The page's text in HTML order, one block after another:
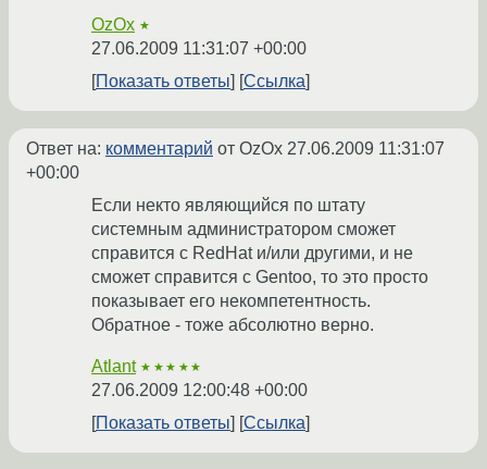
OzOx ★
27.06.2009 11:31:07 +00:00
Показать ответы
Ссылка
Ответ на: комментарий от OzOx 27.06.2009 11:31:07
+00:00
Если некто являющийся по штату
системным администратором сможет
справится с RedHat и/или другими, и не
сможет справится с Gentoo, то это просто
показывает его некомпетентность.
Обратное - тоже абсолютно верно.
Atlant ★★★★★
27.06.2009 12:00:48 +00:00
Показать ответы
Ссылка